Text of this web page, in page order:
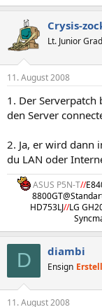
Crysis-
Lt. Junior
11. August 2008
1. Der
den Server
2. Ja, er wird dann
du LAN oder
ASUS P5N-T//
HD753LJ//LG
D diambi
Ensign
11. August 2008